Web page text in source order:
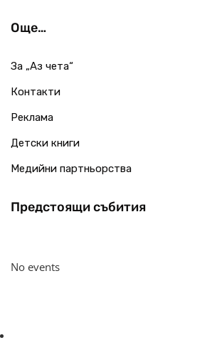
Още…
За „Аз чета“
Контакти
Реклама
Детски книги
Медийни партньорства
Предстоящи събития
No events